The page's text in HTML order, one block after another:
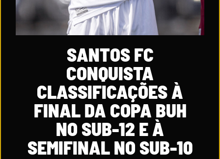
SANTOS FC
CONQUISTA
CLASSIFICAÇÕES À
FINAL DA COPA BUH
NO SUB-12 E À
SEMIFINAL NO SUB-10